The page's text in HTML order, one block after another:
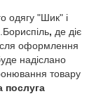
одягу "Шик" і
, де діє
оформлення
надіслано
товару
послуга